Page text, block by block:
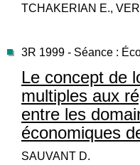
TCHAKERIAN E.,
3R 1999 - Séance :
Le concept de
multiples aux
entre les
économiques
SAUVANT D.